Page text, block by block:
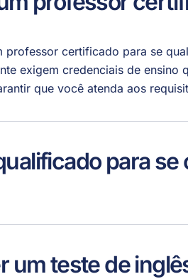
professor certificado para se
exigem credenciais de ensino
que você atenda aos
para
um teste de